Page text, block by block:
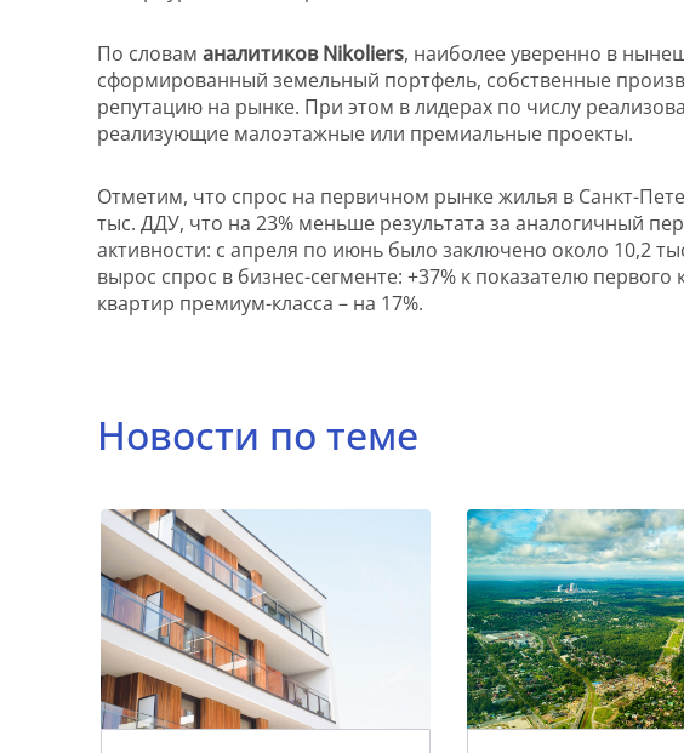
По словам аналитиков Nikoliers, наиболее уверенно в
сформированный земельный портфель, собственные
репутацию на рынке. При этом в лидерах по числу
реализующие малоэтажные или премиальные проекты.
Отметим, что спрос на первичном рынке жилья в Санкт-
тыс. ДДУ, что на 23% меньше результата за аналогичный
активности: с апреля по июнь было заключено около 10,2
вырос спрос в бизнес-сегменте: +37% к показателю
квартир премиум-класса – на 17%.
Новости по теме